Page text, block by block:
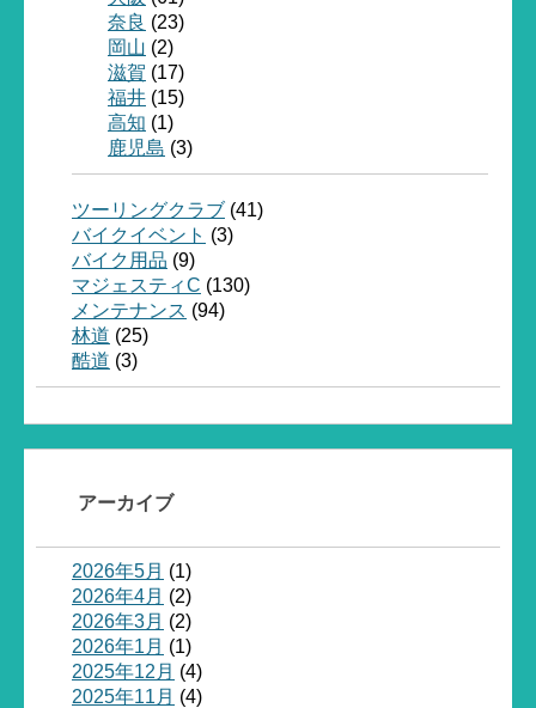
奈良 (23)
岡山 (2)
滋賀 (17)
福井 (15)
高知 (1)
鹿児島 (3)
ツーリングクラブ (41)
バイクイベント (3)
バイク用品 (9)
マジェスティC (130)
メンテナンス (94)
林道 (25)
酷道 (3)
アーカイブ
2026年5月 (1)
2026年4月 (2)
2026年3月 (2)
2026年1月 (1)
2025年12月 (4)
2025年11月 (4)